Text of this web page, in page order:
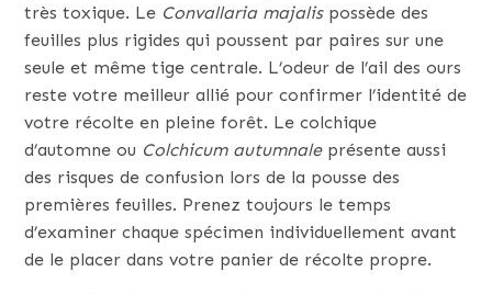
très toxique. Le Convallaria majalispossède des
feuilles plus rigides qui poussent par paires sur une
seule et même tige centrale. L’odeur de l’ail des ours
reste votre meilleur allié pour confirmer l’identité de
votre récolte en pleine forêt. Le colchique
d’automne ou Colchicum autumnaleprésente aussi
des risques de confusion lors de la pousse des
premières feuilles. Prenez toujours le temps
d’examiner chaque spécimen individuellement avant
de le placer dans votre panier de récolte propre.